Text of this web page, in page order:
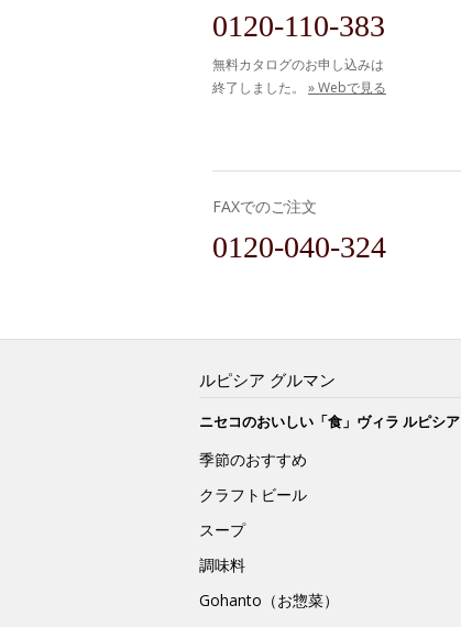
0120-110-383
無料カタログのお申し込みは
終了しました。 » Webで見る
FAXでのご注文
0120-040-324
ルピシア グルマン
ニセコのおいしい「食」ヴィラ ルピシア
季節のおすすめ
クラフトビール
スープ
調味料
Gohanto（お惣菜）